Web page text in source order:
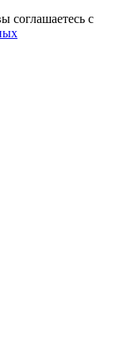
соглашаетесь с